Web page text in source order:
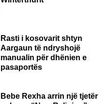
Rasti i kosovarit shtyn
Aargaun të ndryshojë
manualin për dhënien e
pasaportës
Bebe Rexha arrin një tjetër